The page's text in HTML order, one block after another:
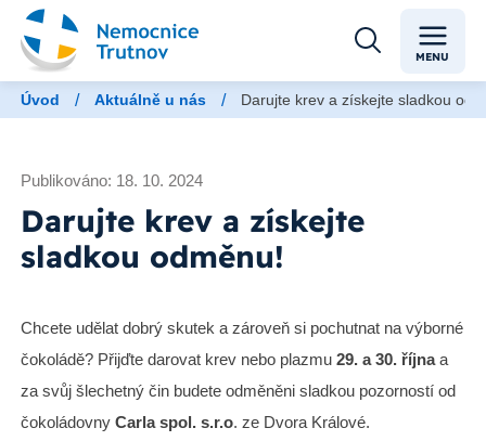
MENU
Úvod / Aktuálně u nás / Darujte krev a získejte sladkou
Publikováno: 18. 10. 2024
Darujte krev a získejte
sladkou odměnu!
Chcete udělat dobrý skutek a zároveň si pochutnat na výborné
čokoládě? Přijďte darovat krev nebo plazmu 29. a 30. říjnaa
za svůj šlechetný čin budete odměněni sladkou pozorností od
čokoládovny Carla spol. s.r.o. ze Dvora Králové.